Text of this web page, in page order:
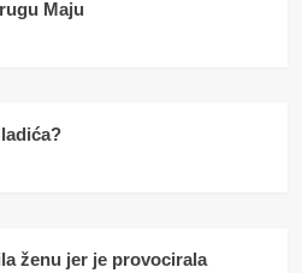
Maju
ženu jer je provocirala